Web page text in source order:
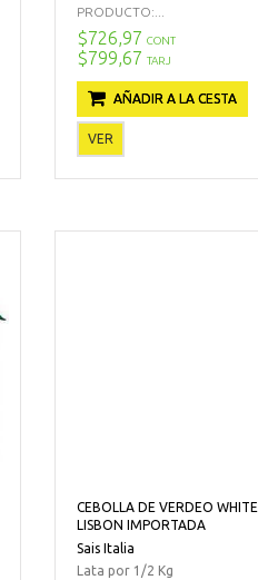
PRODUCTO:...
$726,97 CONT
$799,67 TARJ
AÑADIR A LA CESTA
VER
CEBOLLA DE VERDEO WHITE
LISBON IMPORTADA
Sais Italia
Lata por 1/2 Kg